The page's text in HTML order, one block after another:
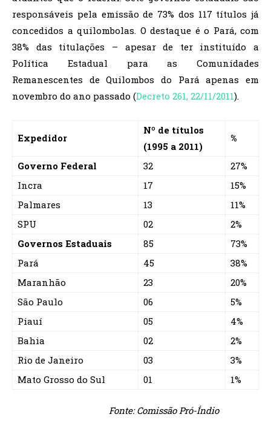
responsáveis pela emissão de 73% dos 117 títulos já
concedidos a quilombolas. O destaque é o Pará, com
38% das titulações – apesar de ter instituído a
Política Estadual para as Comunidades
Remanescentes de Quilombos do Pará apenas em
novembro do ano passado (Decreto 261, 22/11/2011).
Expedidor
Nº de títulos
(1995 a 2011)
%
Governo Federal 32
27%
Incra
17
15%
Palmares
13
11%
SPU
02
2%
Governos Estaduais
85
73%
Pará
45
38%
Maranhão
23
20%
São Paulo
06
5%
Piauí
05
4%
Bahia
02
2%
Rio de Janeiro
03
3%
Mato Grosso do Sul
01 1%
Fonte: Comissão Pró-Índio